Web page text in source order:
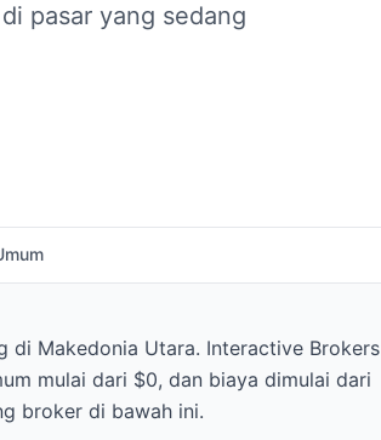
pasar yang sedang
di Makedonia Utara. Interactive Brokers
mulai dari $0, dan biaya dimulai dari
broker di bawah ini.